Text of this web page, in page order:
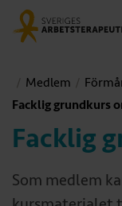
Medlem
Facklig grundkurs
Facklig
Som medlem